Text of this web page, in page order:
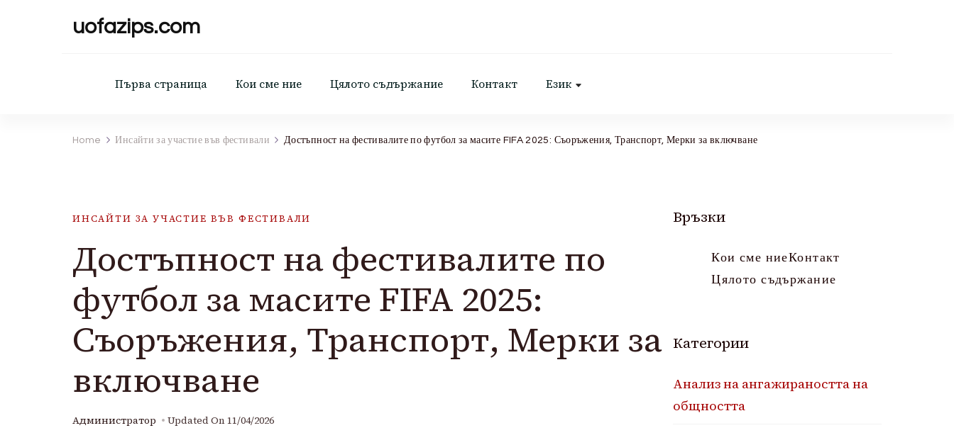
uofazips.com
Първа страница Кои сме ние Цялото съдържание Контакт Език
Home Инсайти за участие във фестивали Достъпност на фестивалите по футбол за масите FIFA 2025: Съоръжения, Транспорт, Мерки за включване
ИНСАЙТИ ЗА УЧАСТИЕ ВЪВ ФЕСТИВАЛИ
Достъпност на фестивалите по
футбол за масите FIFA 2025:
Съоръжения, Транспорт, Мерки за
включване
Администратор Updated On 11/04/2026
Връзки
Кои сме ниеКонтакт
Цялото съдържание
Категории
Анализ на ангажираността на
общността